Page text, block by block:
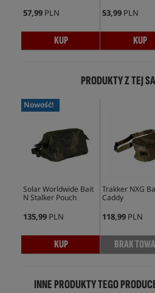
57,99 PLN
KUP
53,99 PLN
KUP
PRODUKTY Z TEJ
Nowość!
Solar Worldwide Bait
N Stalker Pouch
135,99 PLN
KUP
Trakker NXG
Caddy
118,99 PLN
BRAK
INNE PRODUKTY TEGO